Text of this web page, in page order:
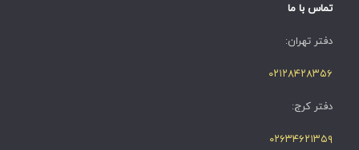
تماس با ما
دفتر تهران:
۰۲۱۲۸۴۲۸۳۵۶
دفتر کرج:
۰۲۶۳۴۶۲۱۳۵۹